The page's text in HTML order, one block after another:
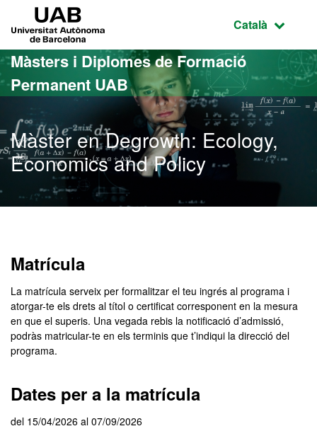
Ves al contingut principal
Ves a la navegació de la pàgina
Idioma
Català
Màsters i Diplomes de Formació
Permanent UAB
Màster en Degrowth: Ecology,
Economics and Policy
Matrícula
La matrícula serveix per formalitzar el teu ingrés al programa i
atorgar-te els drets al títol o certificat corresponent en la mesura
en que el superis. Una vegada rebis la notificació d’admissió,
podràs matricular-te en els terminis que t’indiqui la direcció del
programa.
Dates per a la matrícula
del 15/04/2026 al 07/09/2026